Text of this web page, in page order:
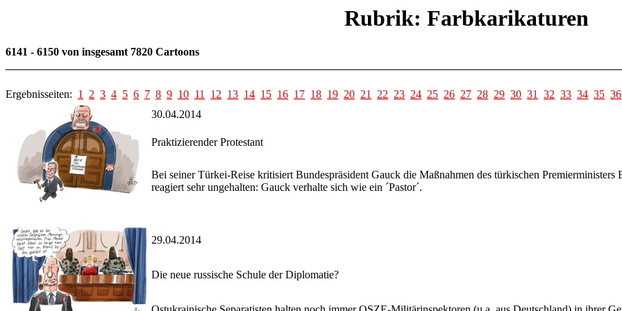
Rubrik: Farbkarikaturen
6141 - 6150 von insgesamt 7820 Cartoons
Ergebnisseiten: 1 2 3 4 5 6 7 8 9 10 11 12 13 14 15 16 17 18 19 20 21 22 23 24 25 26 27 28 29 30 31 32 33 34 35 36
30.04.2014
Praktizierender Protestant
Bei seiner Türkei-Reise kritisiert Bundespräsident Gauck die Maßnahmen des türkischen
reagiert sehr ungehalten: Gauck verhalte sich wie ein ´Pastor´.
29.04.2014
Die neue russische Schule der Diplomatie?